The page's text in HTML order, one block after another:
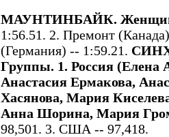
МАУНТИНБАЙК.
1:56.51. 2. Премонт
(Германия) -- 1:59.21.
Группы. 1. Россия (Елена
Анастасия Ермакова,
Хасянова, Мария
Анна Шорина, Мария
98,501. 3. США -- 97,418.